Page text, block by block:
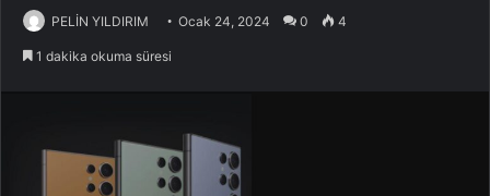
PELİN YILDIRIM Ocak 24, 2024 0 4
1 dakika okuma süresi